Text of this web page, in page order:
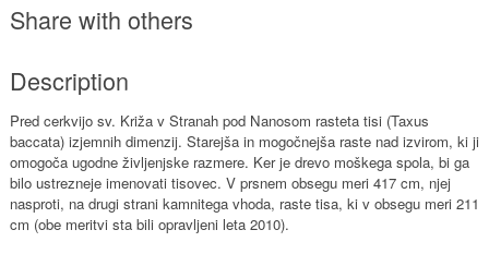
Share with others
Description
Pred cerkvijo sv. Križa v Stranah pod Nanosom rasteta tisi (Taxus
baccata) izjemnih dimenzij. Starejša in mogočnejša raste nad izvirom, ki ji
omogoča ugodne življenjske razmere. Ker je drevo moškega spola, bi ga
bilo ustrezneje imenovati tisovec. V prsnem obsegu meri 417 cm, njej
nasproti, na drugi strani kamnitega vhoda, raste tisa, ki v obsegu meri 211
cm (obe meritvi sta bili opravljeni leta 2010).